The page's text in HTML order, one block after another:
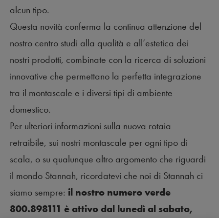
alcun tipo.
Questa novità conferma la continua attenzione del
nostro centro studi alla qualità e all’estetica dei
nostri prodotti, combinate con la ricerca di soluzioni
innovative che permettano la perfetta integrazione
tra il montascale e i diversi tipi di ambiente
domestico.
Per ulteriori informazioni sulla nuova rotaia
retraibile, sui nostri montascale per ogni tipo di
scala, o su qualunque altro argomento che riguardi
il mondo Stannah, ricordatevi che noi di Stannah ci
siamo sempre: il nostro numero verde
800.898111 è attivo dal lunedì al sabato,